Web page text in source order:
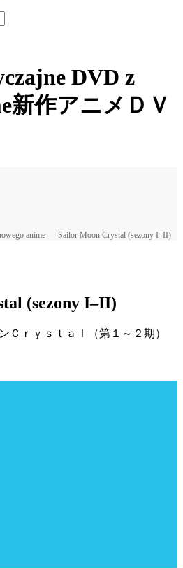
DVD z
新作アニメＤＶ
anime — Sailor Moon Crystal (sezony I–II)
(sezony I–II)
Ｃｒｙｓｔａｌ（第１～２期）